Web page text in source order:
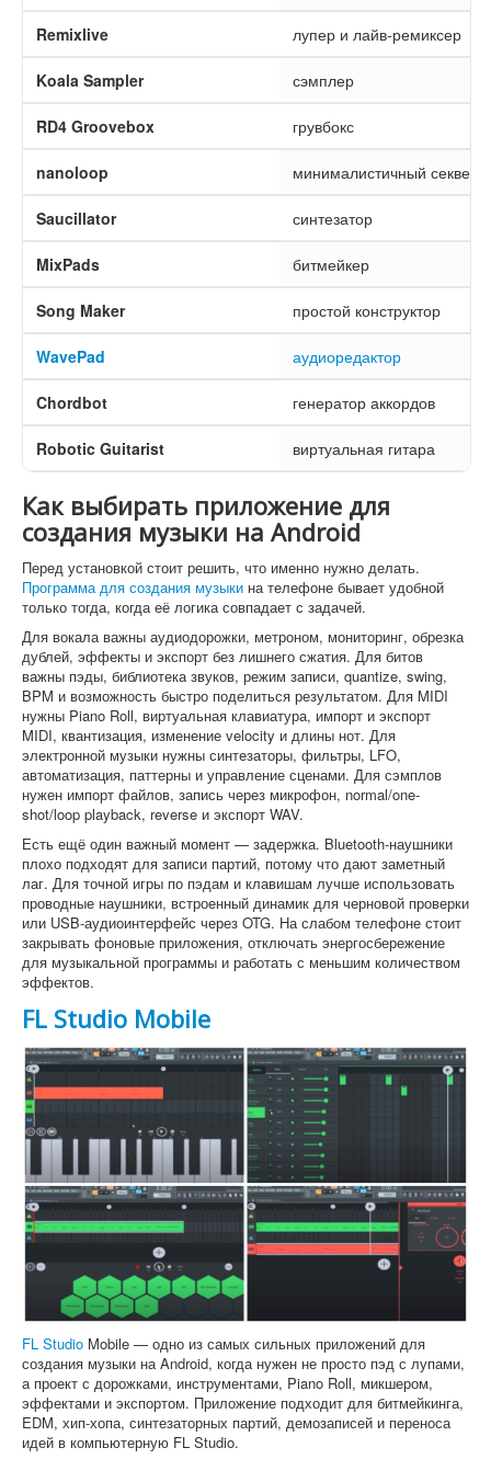
Remixlive лупер и лайв-ремиксер
Koala Sampler сэмплер
RD4 Groovebox грувбокс
nanoloop минималистичный
Saucillator синтезатор
MixPads битмейкер
Song Maker простой конструктор
WavePad аудиоредактор
Chordbot генератор аккордов
Robotic Guitarist виртуальная гитара
Как выбирать приложение для
создания музыки на Android
Перед установкой стоит решить, что именно нужно делать.
Программа для создания музыки на телефоне бывает удобной
только тогда, когда её логика совпадает с задачей.
Для вокала важны аудиодорожки, метроном, мониторинг, обрезка
дублей, эффекты и экспорт без лишнего сжатия. Для битов
важны пэды, библиотека звуков, режим записи, quantize, swing,
BPM и возможность быстро поделиться результатом. Для MIDI
нужны Piano Roll, виртуальная клавиатура, импорт и экспорт
MIDI, квантизация, изменение velocity и длины нот. Для
электронной музыки нужны синтезаторы, фильтры, LFO,
автоматизация, паттерны и управление сценами. Для сэмплов
нужен импорт файлов, запись через микрофон, normal/one-
shot/loop playback, reverse и экспорт WAV.
Есть ещё один важный момент — задержка. Bluetooth-наушники
плохо подходят для записи партий, потому что дают заметный
лаг. Для точной игры по пэдам и клавишам лучше использовать
проводные наушники, встроенный динамик для черновой проверки
или USB-аудиоинтерфейс через OTG. На слабом телефоне стоит
закрывать фоновые приложения, отключать энергосбережение
для музыкальной программы и работать с меньшим количеством
эффектов.
FL Studio Mobile
FL Studio Mobile — одно из самых сильных приложений для
создания музыки на Android, когда нужен не просто пэд с лупами,
а проект с дорожками, инструментами, Piano Roll, микшером,
эффектами и экспортом. Приложение подходит для битмейкинга,
EDM, хип-хопа, синтезаторных партий, демозаписей и переноса
идей в компьютерную FL Studio.